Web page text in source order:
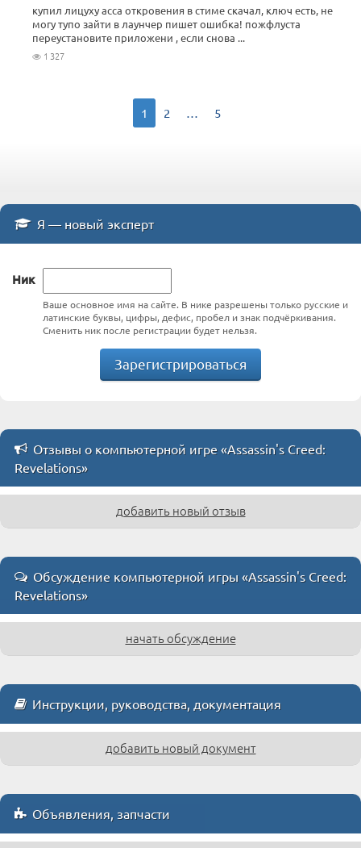
купил лицуху асса откровения в стиме скачал, ключ есть, не
могу тупо зайти в лаунчер пишет ошибка! пожфлуста
переустановите приложени , если снова ...
1 327
1 2 … 5
Я — новый эксперт
Ник
Ваше основное имя на сайте. В нике разрешены только русские и
латинские буквы, цифры, дефис, пробел и знак подчёркивания.
Сменить ник после регистрации будет нельзя.
Зарегистрироваться
Отзывы о компьютерной игре «Assassin's Creed:
Revelations»
добавить новый отзыв
Обсуждение компьютерной игры «Assassin's Creed:
Revelations»
начать обсуждение
Инструкции, руководства, документация
добавить новый документ
Объявления, запчасти